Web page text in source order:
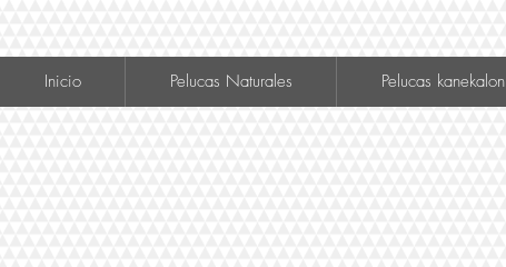
Inicio Pelucas Naturales Pelucas kanekalon